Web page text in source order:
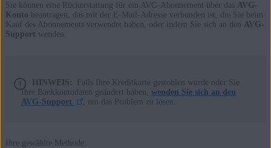
Sie können eine Rückerstattung für ein AVG-Abonnement über das AVG-
Konto beantragen, das mit der E-Mail-Adresse verbunden ist, die Sie beim
Kauf des Abonnements verwendet haben, oder indem Sie sich an den AVG-
Support wenden.
HINWEIS:
Falls Ihre Kreditkarte gestohlen wurde oder Sie
Ihre Bankkontodaten geändert haben, wenden Sie sich an den
AVG-Support
, um das Problem zu lösen.
Ihre gewählte Methode: